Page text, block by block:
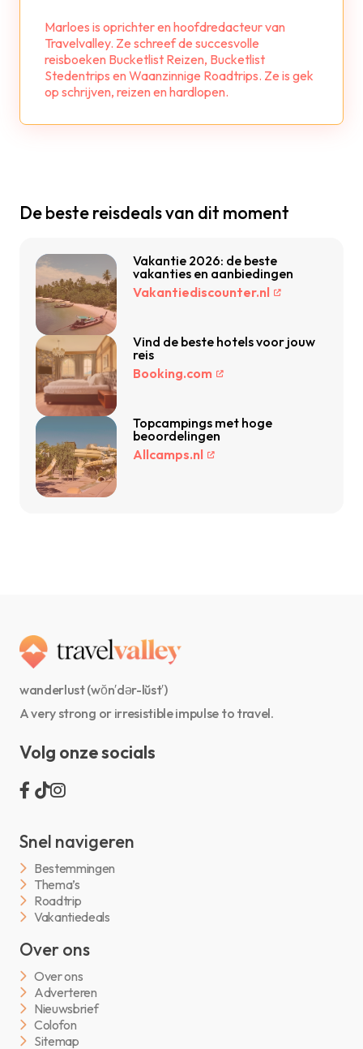
Marloes is oprichter en hoofdredacteur van
Travelvalley. Ze schreef de succesvolle
reisboeken Bucketlist Reizen, Bucketlist
Stedentrips en Waanzinnige Roadtrips. Ze is gek
op schrijven, reizen en hardlopen.
De beste reisdeals van dit moment
Vakantie 2026: de beste
vakanties en aanbiedingen
Vakantiediscounter.nl
Vind de beste hotels voor jouw
reis
Booking.com
Topcampings met hoge
beoordelingen
Allcamps.nl
wanderlust (wŏn′dər-lŭst′)
A very strong or irresistible impulse to travel.
Volg onze socials
Snel navigeren
Bestemmingen
Thema’s
Roadtrip
Vakantiedeals
Over ons
Over ons
Adverteren
Nieuwsbrief
Colofon
Sitemap